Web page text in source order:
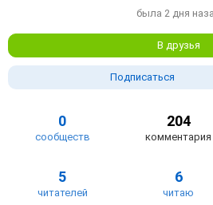
была 2 дня
В друзья
Подписаться
0
сообществ
204
комментария
5
читателей
6
читаю